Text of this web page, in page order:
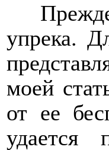
упрека.
моей
от ее
удается